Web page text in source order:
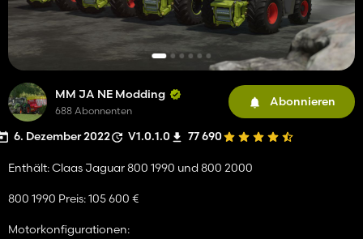
MM JA NE Modding
688 Abonnenten
Abonnieren
6. Dezember 2022 V1.0.1.0 77 690
Enthält: Claas Jaguar 800 1990 und 800 2000
800 1990 Preis: 105 600 €
Motorkonfigurationen: